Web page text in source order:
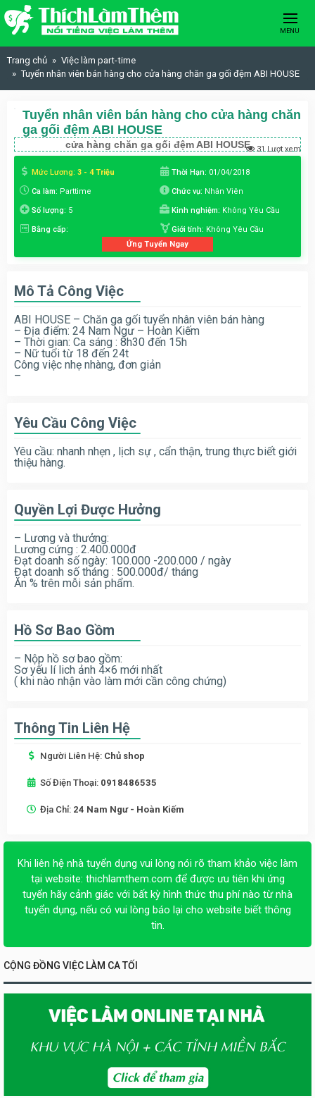
Skip to content
MENU
Trang chủ
Việc làm part-time
Tuyển nhân viên bán hàng cho cửa hàng chăn ga gối đệm ABI HOUSE
Tuyển nhân viên bán hàng cho cửa hàng chăn
ga gối đệm ABI HOUSE
cửa hàng chăn ga gối đệm ABI HOUSE 31 Lượt xem
Mức Lương: 3 - 4 Triệu Thời Hạn: 01/04/2018
Ca làm: Parttime Chức vụ: Nhân Viên
Số lượng: 5 Kinh nghiệm: Không Yêu Cầu
Bằng cấp: Giới tính: Không Yêu Cầu
Ứng Tuyển Ngay
Mô Tả Công Việc
ABI HOUSE – Chăn ga gối tuyển nhân viên bán hàng
– Địa điểm: 24 Nam Ngư – Hoàn Kiếm
– Thời gian: Ca sáng : 8h30 đến 15h
– Nữ tuổi từ 18 đến 24t
Công việc nhẹ nhàng, đơn giản
–
Yêu Cầu Công Việc
Yêu cầu: nhanh nhẹn , lịch sự , cẩn thận, trung thực biết giới
thiệu hàng.
Quyền Lợi Được Hưởng
– Lương và thưởng:
Lương cứng : 2.400.000đ
Đạt doanh số ngày: 100.000 -200.000 / ngày
Đạt doanh số tháng : 500.000đ/ tháng
Ăn % trên mỗi sản phẩm.
Hồ Sơ Bao Gồm
– Nộp hồ sơ bao gồm:
Sơ yếu lí lich ảnh 4×6 mới nhất
( khi nào nhận vào làm mới cần công chứng)
Thông Tin Liên Hệ
Người Liên Hệ: Chủ shop
Số Điện Thoại: 0918486535
Địa Chỉ: 24 Nam Ngư - Hoàn Kiếm
Khi liên hệ nhà tuyển dụng vui lòng nói rõ tham khảo việc làm
tại website: thichlamthem.com để được ưu tiên khi ứng
tuyển hãy cảnh giác với bất kỳ hình thức thu phí nào từ nhà
tuyển dụng, nếu có vui lòng báo lại cho website biết thông
tin.
CỘNG ĐỒNG VIỆC LÀM CA TỐI